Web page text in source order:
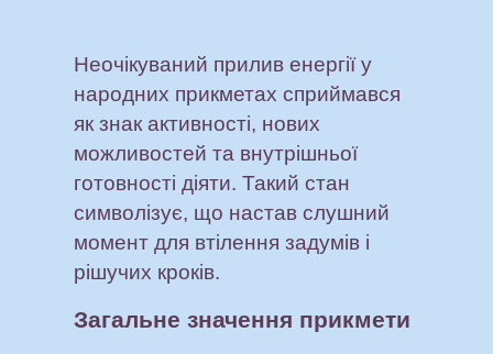
Неочікуваний прилив енергії у
народних прикметах сприймався
як знак активності, нових
можливостей та внутрішньої
готовності діяти. Такий стан
символізує, що настав слушний
момент для втілення задумів і
рішучих кроків.
Загальне значення прикмети